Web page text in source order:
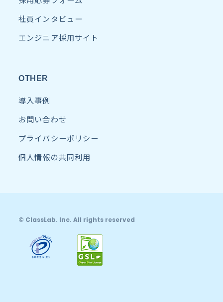
社員インタビュー
エンジニア採用サイト
OTHER
導入事例
お問い合わせ
プライバシーポリシー
個人情報の共同利用
© ClassLab. Inc. All rights reserved